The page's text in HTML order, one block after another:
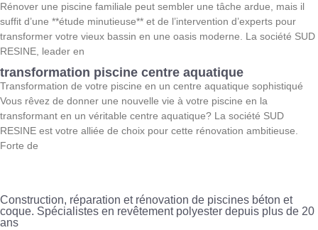
Rénover une piscine familiale peut sembler une tâche ardue, mais il
suffit d’une **étude minutieuse** et de l’intervention d’experts pour
transformer votre vieux bassin en une oasis moderne. La société SUD
RESINE, leader en
transformation piscine centre aquatique
Transformation de votre piscine en un centre aquatique sophistiqué
Vous rêvez de donner une nouvelle vie à votre piscine en la
transformant en un véritable centre aquatique? La société SUD
RESINE est votre alliée de choix pour cette rénovation ambitieuse.
Forte de
Construction, réparation et rénovation de piscines béton et
coque. Spécialistes en revêtement polyester depuis plus de 20
ans